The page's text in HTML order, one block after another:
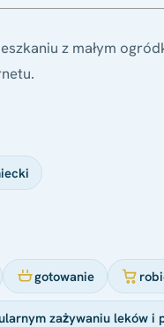
z małym
gotowanie
zażywaniu leków i